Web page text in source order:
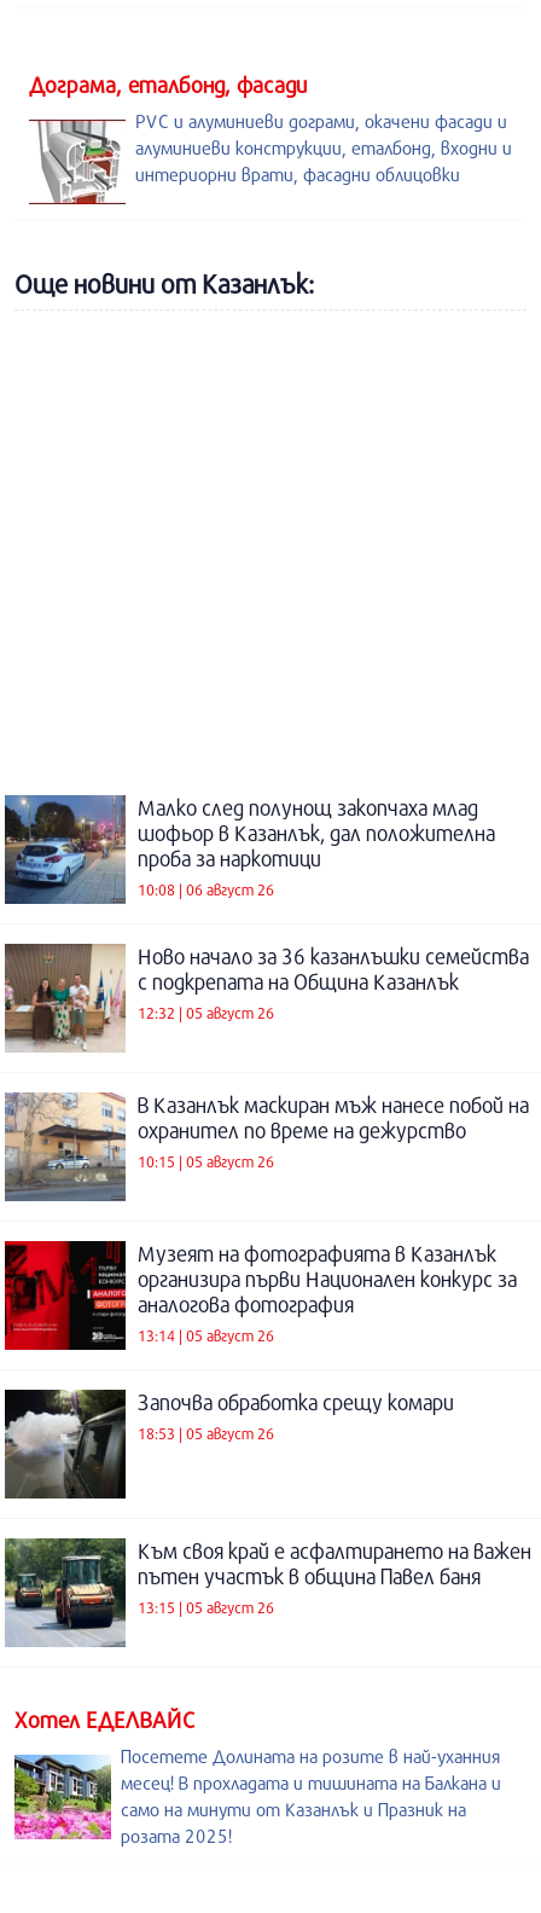
Дограма, еталбонд, фасади
PVC и алуминиеви дограми, окачени фасади и
алуминиеви конструкции, еталбонд, входни и
интериорни врати, фасадни облицовки
Още новини от Казанлък:
Малко след полунощ закопчаха млад
шофьор в Казанлък, дал положителна
проба за наркотици
10:08 | 06 август 26
Ново начало за 36 казанлъшки семейства
с подкрепата на Община Казанлък
12:32 | 05 август 26
В Казанлък маскиран мъж нанесе побой на
охранител по време на дежурство
10:15 | 05 август 26
Музеят на фотографията в Казанлък
организира първи Национален конкурс за
аналогова фотография
13:14 | 05 август 26
Започва обработка срещу комари
18:53 | 05 август 26
Към своя край е асфалтирането на важен
пътен участък в община Павел баня
13:15 | 05 август 26
Хотел ЕДЕЛВАЙС
Посетете Долината на розите в най-уханния
месец! В прохладата и тишината на Балкана и
само на минути от Казанлък и Празник на
розата 2025!